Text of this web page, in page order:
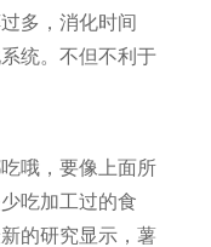
多，消化时间
统。不但不利于
哦，要像上面所
吃加工过的食
的研究显示，薯